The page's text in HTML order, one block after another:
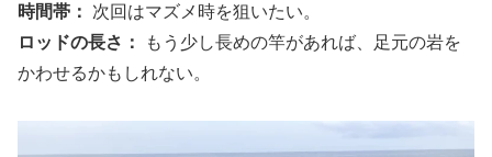
時間帯：
次回はマズメ時を狙いたい。
ロッドの長さ：
もう少し長めの竿があれば、足元の岩を
かわせるかもしれない。